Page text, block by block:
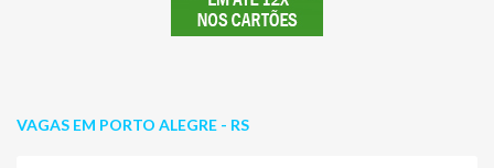
VAGAS EM PORTO ALEGRE - RS